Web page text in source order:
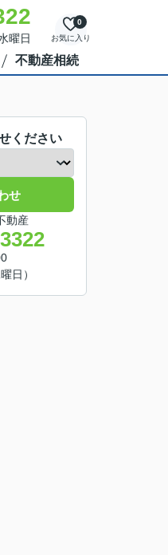
曜日 お気に入り
0
不動産相続
ください
せ
動産
日）